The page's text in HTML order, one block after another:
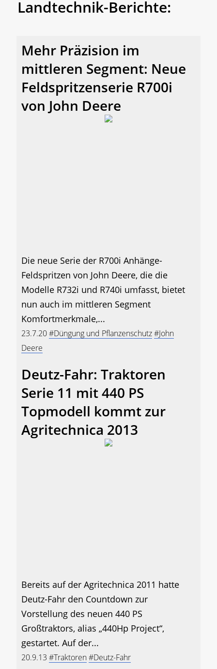
Landtechnik-Berichte:
Mehr Präzision im
mittleren Segment: Neue
Feldspritzenserie R700i
von John Deere
Die neue Serie der R700i Anhänge-
Feldspritzen von John Deere, die die
Modelle R732i und R740i umfasst, bietet
nun auch im mittleren Segment
Komfortmerkmale,...
23.7.20#Düngung und Pflanzenschutz#John
Deere
Deutz-Fahr: Traktoren
Serie 11 mit 440 PS
Topmodell kommt zur
Agritechnica 2013
Bereits auf der Agritechnica 2011 hatte
Deutz-Fahr den Countdown zur
Vorstellung des neuen 440 PS
Großtraktors, alias „440Hp Project“,
gestartet. Auf der...
20.9.13 #Traktoren#Deutz-Fahr